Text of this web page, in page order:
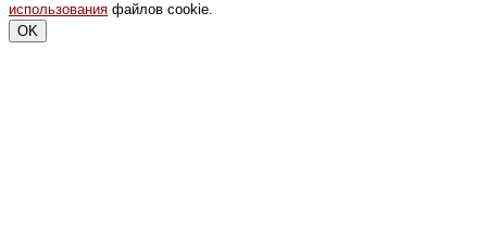
использования файлов cookie.
OK